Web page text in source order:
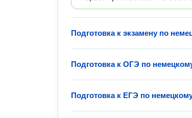
Подготовка к экзамену по
Подготовка к ОГЭ по
Подготовка к ЕГЭ по